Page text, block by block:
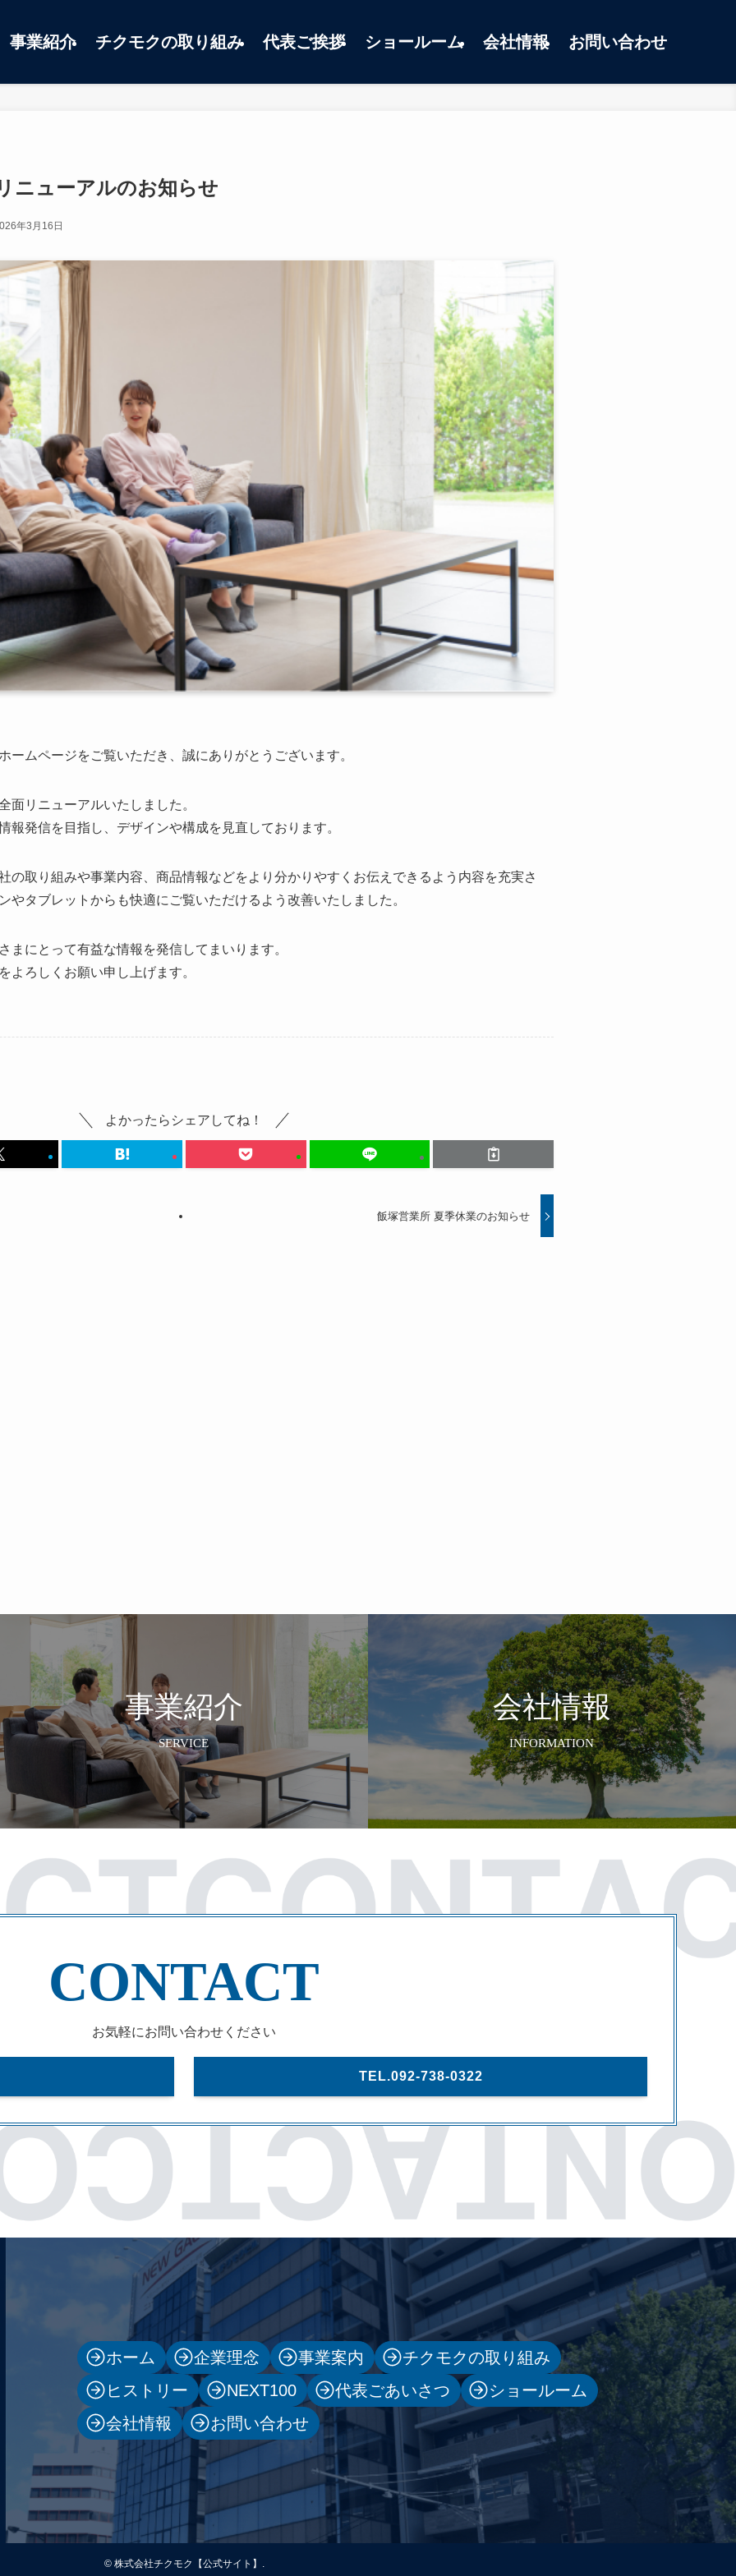
事業紹介 チクモクの取り組み 代表ご挨拶 ショールーム 会社情報 お問い合わせ
ニューアルのお知らせ
年3月16日
ームページをご覧いただき、誠にありがとうございます。
面リニューアルいたしました。
報発信を目指し、デザインや構成を見直しております。
の取り組みや事業内容、商品情報などをより分かりやすくお伝えできるよう内容を充実さ
やタブレットからも快適にご覧いただけるよう改善いたしました。
まにとって有益な情報を発信してまいります。
よろしくお願い申し上げます。
よかったらシェアしてね！
飯塚営業所 夏季休業のお知らせ
事業紹介
SERVICE
会社情報
INFORMATION
CONTACT
お気軽にお問い合わせください
TEL.092-738-0322
ホーム 企業理念 事業案内
チクモクの取り組み
ヒストリー
NEXT100 代表ごあいさつ
ショールーム
会社情報
お問い合わせ
©株式会社チクモク【公式サイト】.